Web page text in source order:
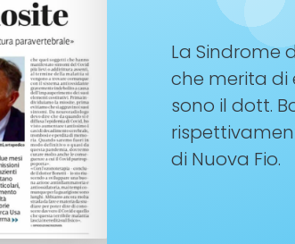
La Sindrome
che merita di
sono il dott.
di Nuova Fio.